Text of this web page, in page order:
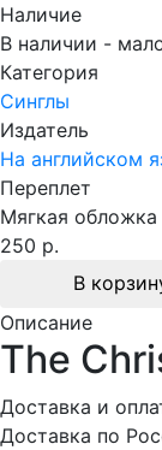
Наличие
В наличии -
Категория
Синглы
Издатель
На английском
Переплет
Мягкая обложка
250 р.
В
Описание
The
Доставка и
Доставка по